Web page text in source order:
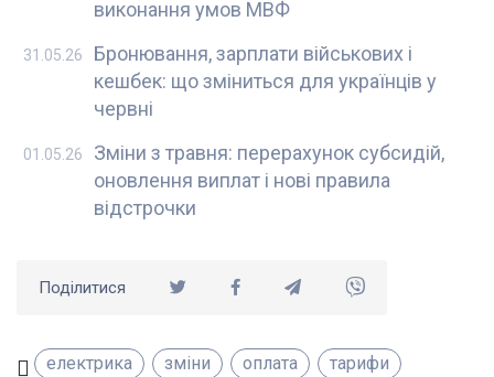
виконання умов МВФ
Бронювання, зарплати військових і
кешбек: що зміниться для українців у
червні
31.05.26
Зміни з травня: перерахунок субсидій,
оновлення виплат і нові правила
відстрочки
01.05.26
Поділитися
електрика зміни оплата тарифи